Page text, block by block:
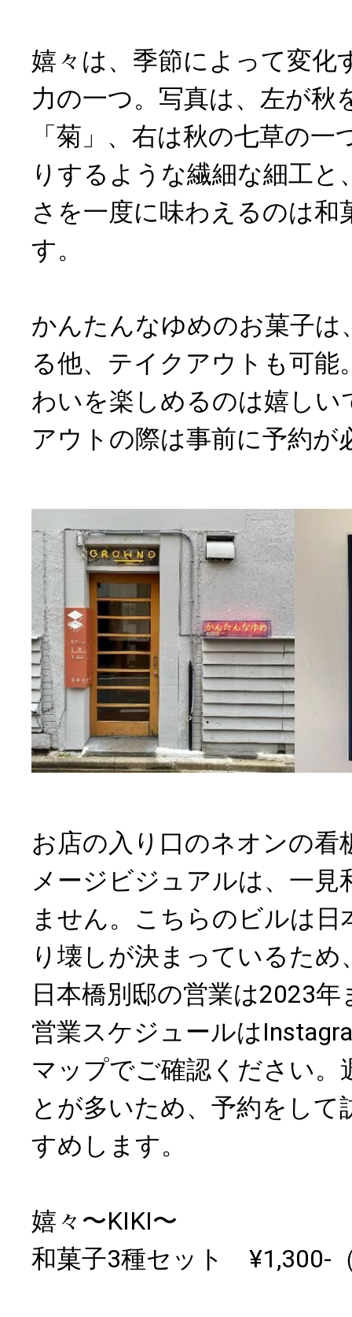
嬉々は、季節によって変化
力の一つ。写真は、左が秋
「菊」、右は秋の七草の
りするような繊細な細工と
さを一度に味わえるのは和
す。
かんたんなゆめのお菓子は
る他、テイクアウトも可能
わいを楽しめるのは嬉しい
アウトの際は事前に予約が
お店の入り口のネオンの看
メージビジュアルは、一見
ません。こちらのビルは日
り壊しが決まっているた
日本橋別邸の営業は2023
営業スケジュールは
マップでご確認ください。
とが多いため、予約をし
すめします。
嬉々〜KIKI〜
和菓子3種セット ¥1,300-